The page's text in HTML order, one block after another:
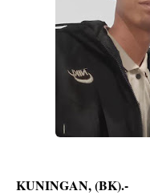
KUNINGAN, (BK).-